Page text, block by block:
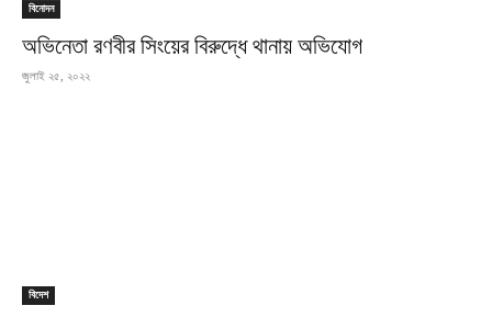
বিনোদন
অভিনেতা রণবীর সিংয়ের বিরুদ্ধে থানায় অভিযোগ
জুলাই ২৫, ২০২২
বিদেশ